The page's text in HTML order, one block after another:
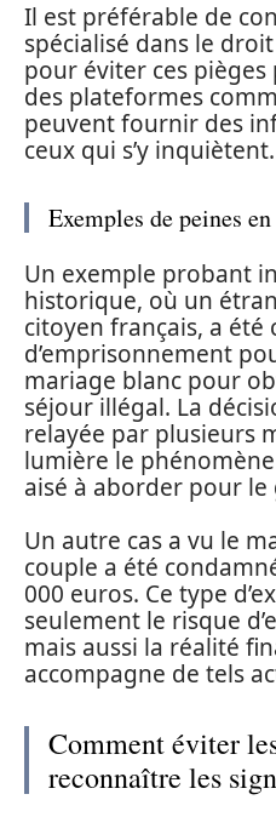
Il est préférable de
spécialisé dans le
pour éviter ces
des plateformes
peuvent fournir des
ceux qui s’y inquiètent.
Exemples de peines
Un exemple probant
historique, où un
citoyen français, a
d’emprisonnement
mariage blanc pour
séjour illégal. La
relayée par plusieurs
lumière le
aisé à aborder pour
Un autre cas a vu le
couple a été
000 euros. Ce type
seulement le risque
mais aussi la réalité
accompagne de tels
Comment éviter
reconnaître les